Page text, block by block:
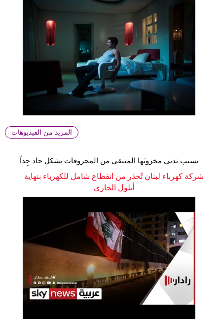
المزيد من الفيديوهات
بسبب تدني مخزونَها المتبقي من المحروقات بشكل حاد جِداً
شركة كهرباء لبنان تُحذر من انقطاع شامل للكهرباء بنهاية
أيلول الجاري